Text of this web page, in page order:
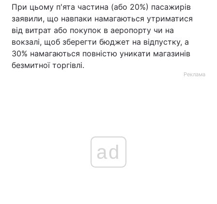
При цьому п'ята частина (або 20%) пасажирів
заявили, що навпаки намагаються утриматися
від витрат або покупок в аеропорту чи на
вокзалі, щоб зберегти бюджет на відпустку, а
30% намагаються повністю уникати магазинів
безмитної торгівлі.
Реклама
ad